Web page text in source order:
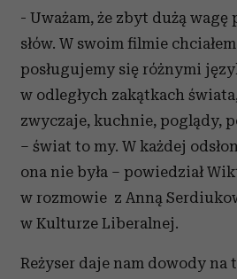
- Uważam, że zbyt dużą
słów. W swoim filmie
posługujemy się różnymi
w odległych zakątkach
zwyczaje, kuchnie, poglądy,
– świat to my. W każdej
ona nie była – powiedział
w rozmowie z Anną
w Kulturze Liberalnej.
Reżyser daje nam dowody na